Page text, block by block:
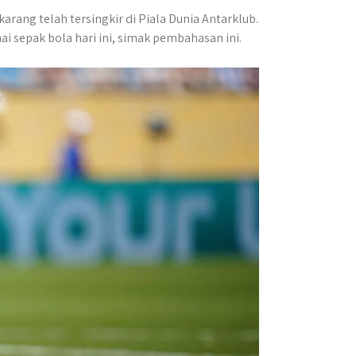
telah tersingkir di Piala Dunia Antarklub.
sepak bola hari ini, simak pembahasan ini.